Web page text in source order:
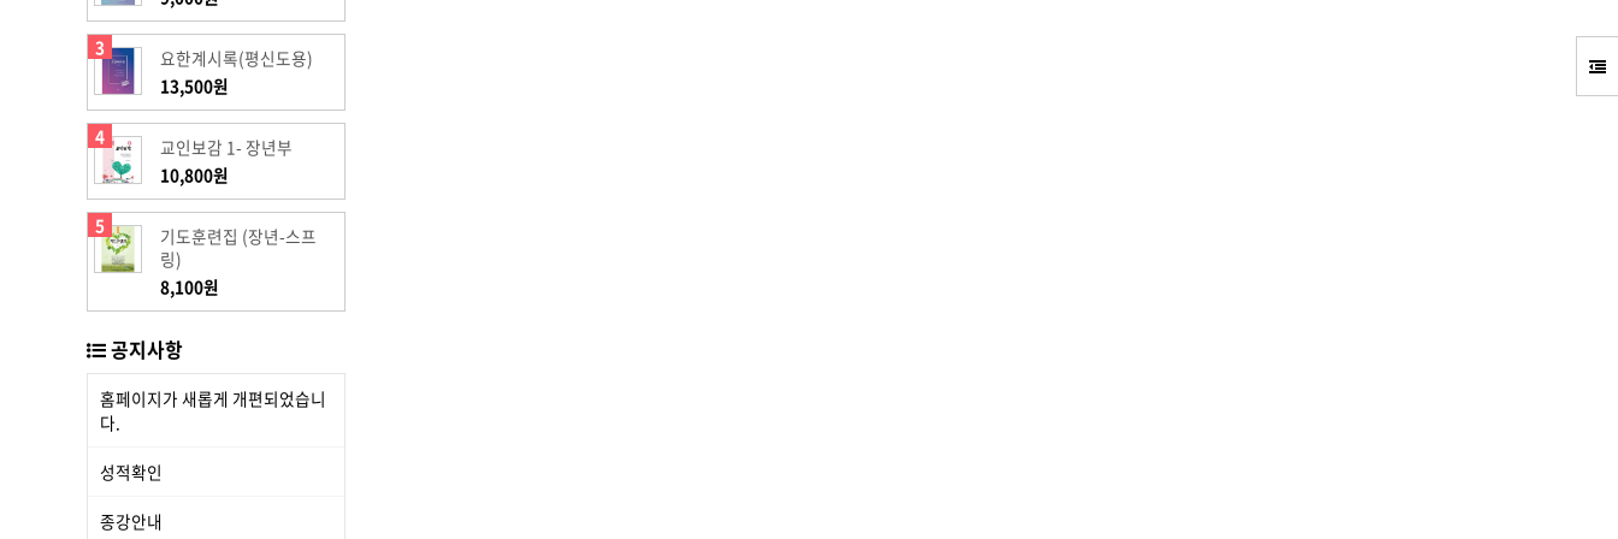
3
요한계시록(평신도용)
13,500원
4
교인보감 1- 장년부
10,800원
5
기도훈련집 (장년-스프
링)
8,100원
공지사항
홈페이지가 새롭게 개편되었습니
다.
성적확인
종강안내